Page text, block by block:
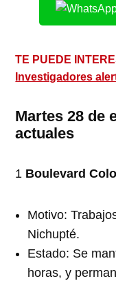
TE PUEDE
Investigadores
Martes 28 de
actuales
1 Boulevard
Motivo:
Nichupté.
Estado: Se
horas, y